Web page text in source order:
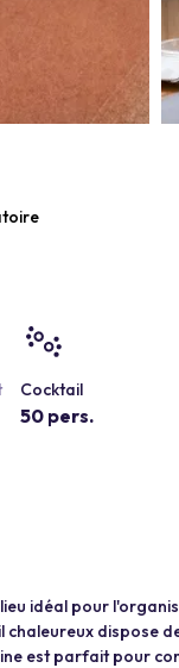
Cocktail
50 pers.
idéal pour
dispose
est parfait pour